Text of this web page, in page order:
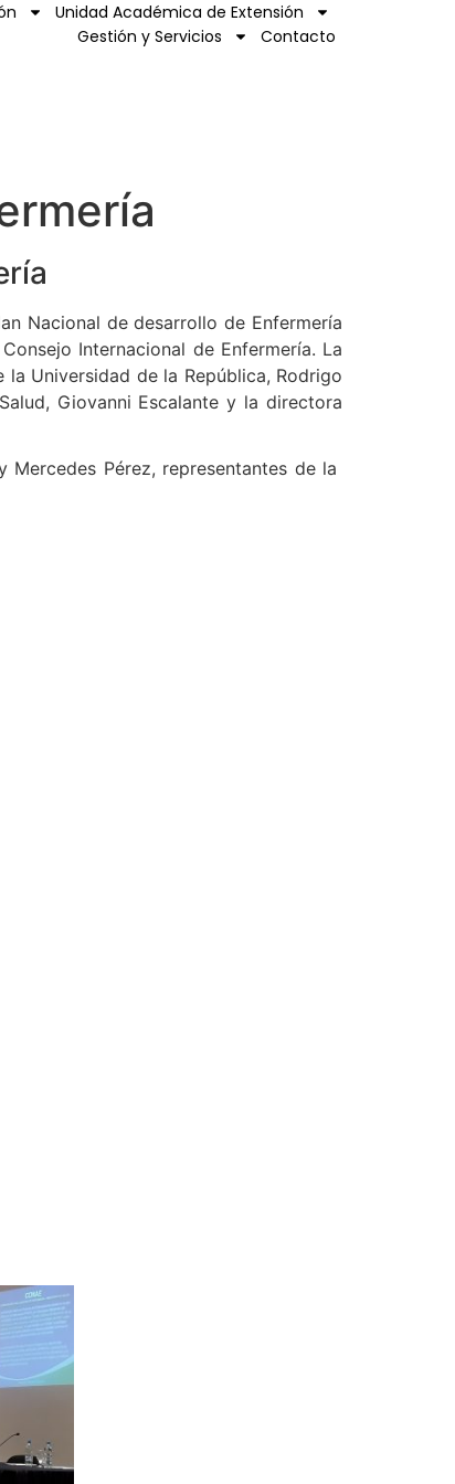
Unidad Académica de Extensión
Gestión y Servicios
Contacto
Nacional de desarrollo de Enfermería
Internacional de Enfermería. La
Universidad de la República, Rodrigo
Giovanni Escalante y la directora
Pérez, representantes de la